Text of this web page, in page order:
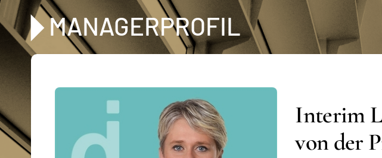
MANAGERPROFIL
Interim
von der